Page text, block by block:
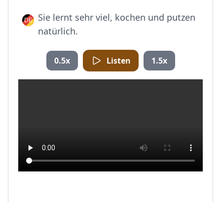
Sie lernt sehr viel, kochen und putzen
natürlich.
0.5x Listen 1.5x